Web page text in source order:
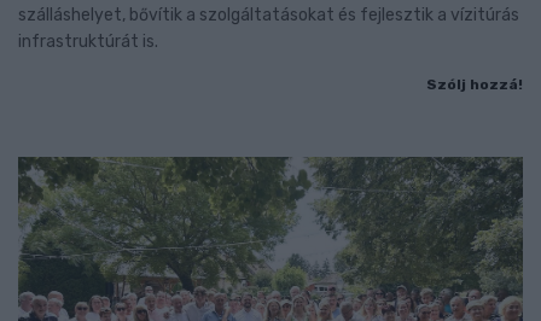
szálláshelyet, bővítik a szolgáltatásokat és fejlesztik a vízitúrás
infrastruktúrát is.
Szólj hozzá!